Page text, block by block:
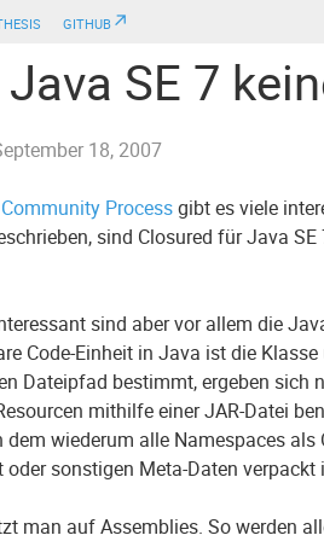
github↗
SE 7
18, 2007
Processgibt es viele
sind Closured für Java
sind aber vor allem die
Code-Einheit in Java ist die
Dateipfad bestimmt, ergeben sich
mithilfe einer JAR-Datei
dem wiederum alle Namespaces
oder sonstigen Meta-Daten verpackt
man auf Assemblies. So werden